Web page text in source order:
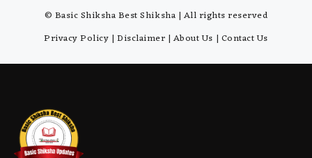
© Basic Shiksha Best Shiksha | All rights reserved
Privacy Policy |Disclaimer | About Us | Contact Us